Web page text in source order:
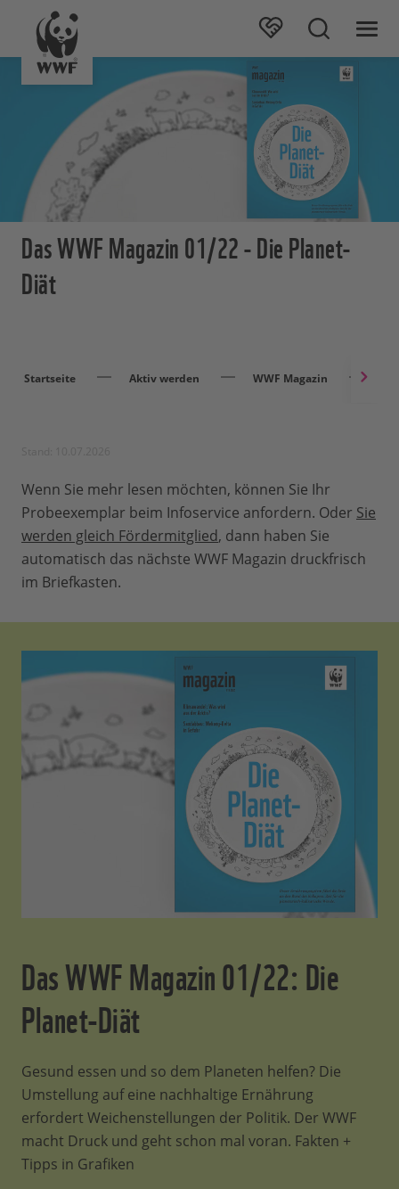
Das WWF Magazin 01/22 - Die Planet-
Diät
Startseite Aktiv werden WWF Magazin
Wenn Sie mehr lesen möchten, können Sie Ihr
Probeexemplar beim Infoservice anfordern. Oder Sie
werden gleich Fördermitglied, dann haben Sie
automatisch das nächste WWF Magazin druckfrisch
im Briefkasten.
Das WWF Magazin 01/22: Die
Planet-Diät
Gesund essen und so dem Planeten helfen? Die
Umstellung auf eine nachhaltige Ernährung
erfordert Weichenstellungen der Politik. Der WWF
macht Druck und geht schon mal voran. Fakten +
Tipps in Grafiken